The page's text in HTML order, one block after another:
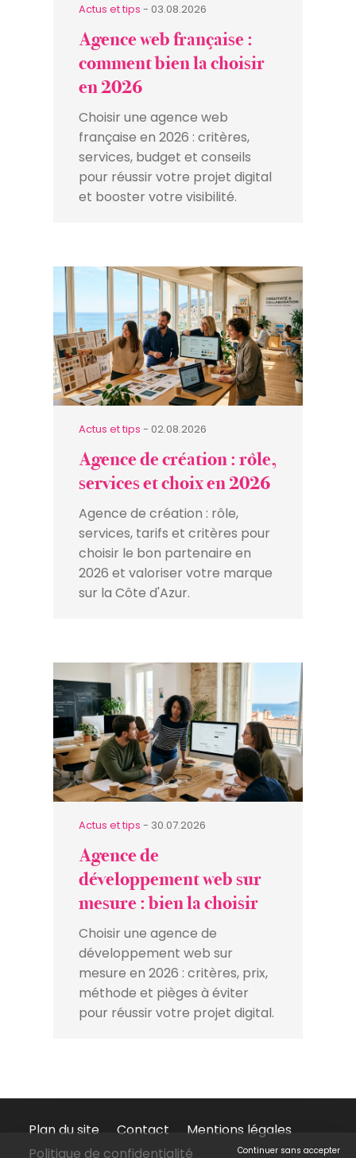
Actus et tips - 03.08.2026
Agence web française :
comment bien la choisir
en 2026
Choisir une agence web
française en 2026 : critères,
services, budget et conseils
pour réussir votre projet digital
et booster votre visibilité.
Actus et tips - 02.08.2026
Agence de création : rôle,
services et choix en 2026
Agence de création : rôle,
services, tarifs et critères pour
choisir le bon partenaire en
2026 et valoriser votre marque
sur la Côte d'Azur.
Actus et tips - 30.07.2026
Agence de
développement web sur
mesure : bien la choisir
Choisir une agence de
développement web sur
mesure en 2026 : critères, prix,
méthode et pièges à éviter
pour réussir votre projet digital.
Plan du site Contact
Mentions légales
Politique de confidentialité
Continuer sans accepter